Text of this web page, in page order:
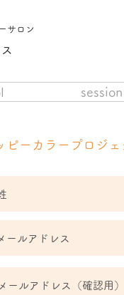
サロン
session
ピーカラープロジ